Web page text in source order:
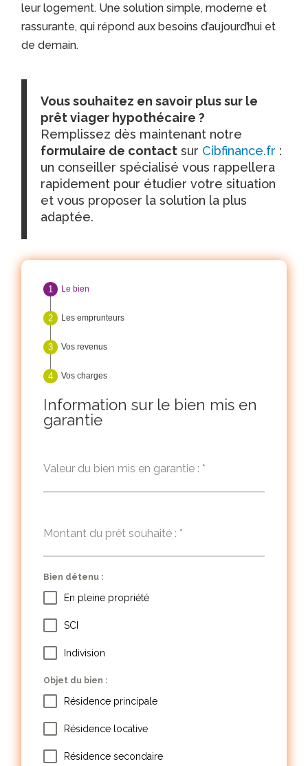
leur logement. Une solution simple, moderne et
rassurante, qui répond aux besoins d’aujourd’hui et
de demain.
Vous souhaitez en savoir plus sur le
prêt viager hypothécaire ?
Remplissez dès maintenant notre
formulaire de contact sur Cibfinance.fr :
un conseiller spécialisé vous rappellera
rapidement pour étudier votre situation
et vous proposer la solution la plus
adaptée.
Le bien
Les emprunteurs
Vos revenus
Vos charges
Information sur le bien mis en
garantie
Valeur du bien mis en garantie : *
Montant du prêt souhaité : *
Bien détenu :
En pleine propriété
SCI
Indivision
Objet du bien :
Résidence principale
Résidence locative
Résidence secondaire